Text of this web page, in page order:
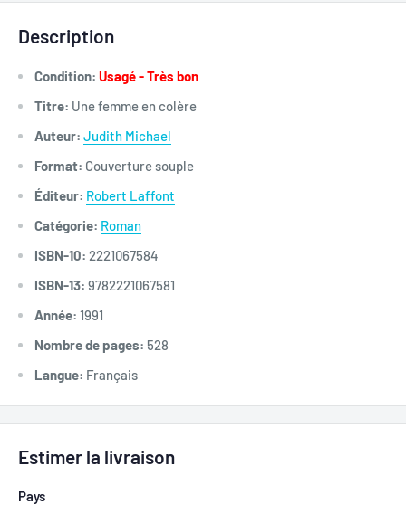
Description
Condition: Usagé - Très bon
Titre: Une femme en colère
Auteur: Judith Michael
Format: Couverture souple
Éditeur: Robert Laffont
Catégorie: Roman
ISBN-10: 2221067584
ISBN-13: 9782221067581
Année: 1991
Nombre de pages: 528
Langue: Français
Estimer la livraison
Pays